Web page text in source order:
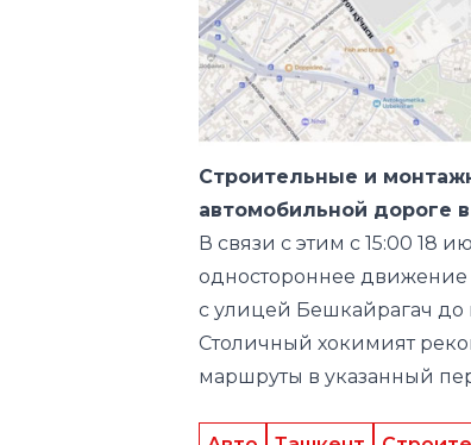
Строительные и
автомобильной дороге
В связи с этимс 15:00 18
одностороннее движение
с улицей Бешкайрагач
Столичный хокимият
маршруты в указанный
Авто Ташкент